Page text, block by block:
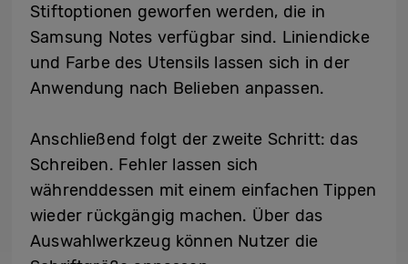
Stiftoptionen geworfen werden, die in
Samsung Notes verfügbar sind. Liniendicke
und Farbe des Utensils lassen sich in der
Anwendung nach Belieben anpassen.
Anschließend folgt der zweite Schritt: das
Schreiben. Fehler lassen sich
währenddessen mit einem einfachen Tippen
wieder rückgängig machen. Über das
Auswahlwerkzeug können Nutzer die